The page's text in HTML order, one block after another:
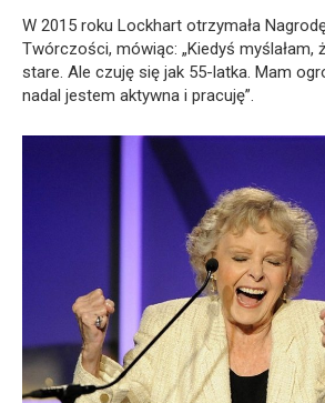
W 2015 roku Lockhart otrzymała
Twórczości, mówiąc: „Kiedyś myślałam,
stare. Ale czuję się jak 55-latka. Mam
nadal jestem aktywna i pracuję”.